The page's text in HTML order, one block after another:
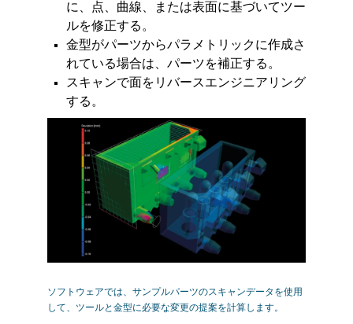
に、点、曲線、または表面に基づいてツー
ルを修正する。
金型がパーツからパラメトリックに作成さ
れている場合は、パーツを補正する。
スキャンで面をリバースエンジニアリング
する。
ソフトウェアでは、サンプルパーツのスキャンデータを使用
して、ツールと金型に必要な変更の提案を計算します。